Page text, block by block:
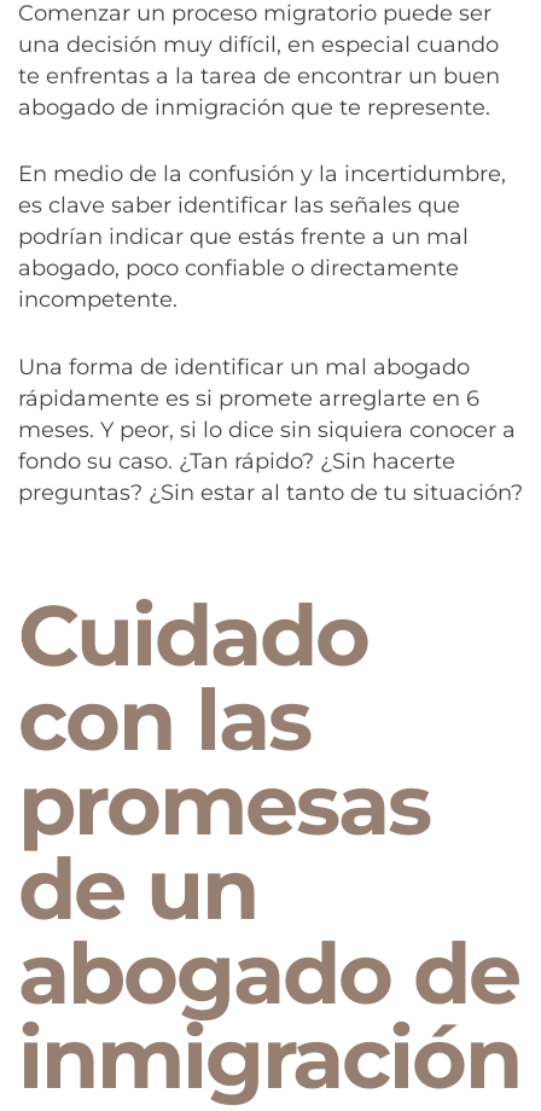
Comenzar un proceso migratorio puede ser
una decisión muy difícil, en especial cuando
te enfrentas a la tarea de encontrar un buen
abogado de inmigración que te represente.
En medio de la confusión y la incertidumbre,
es clave saber identificar las señales que
podrían indicar que estás frente a un mal
abogado, poco confiable o directamente
incompetente.
Una forma de identificar un mal abogado
rápidamente es si promete arreglarte en 6
meses. Y peor, si lo dice sin siquiera conocer a
fondo su caso. ¿Tan rápido? ¿Sin hacerte
preguntas? ¿Sin estar al tanto de tu situación?
Cuidado
con las
promesas
de un
abogado de
inmigración